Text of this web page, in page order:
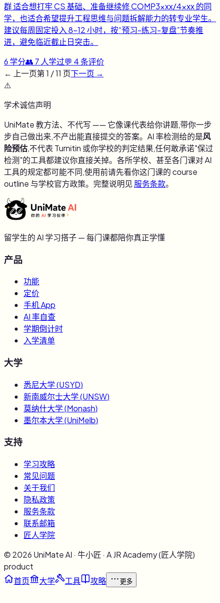
群 适合想打牢 CS 基础、准备继续修 COMP3xxx/4xxx 的同
学，也适合希望提升工程思维与问题拆解能力的转专业学生。
建议每周固定投入 8-12 小时，按“预习-练习-复盘”节奏推
进，避免临近截止日突击。
6 学分👥 7 人学过💬 4条评价
← 上一页第1 /11 页下一页 →
⚠️
学术诚信声明
UniMate 教方法、不代写 —— 它像课代表给你讲题,带你一步
步自己做出来,不产出能直接提交的答案。AI 率检测给的是风
险预估,不代表 Turnitin 或你学校的判定结果,任何敢承诺"保过
检测"的工具都建议你直接关掉。各所学校、甚至各门课对 AI
工具的规定都可能不同,使用前请先看你这门课的 course
outline 与学校官方政策。完整说明见 服务条款。
留学生的 AI 学习搭子 — 每门课都陪你真正学懂
产品
功能
定价
手机 App
AI 率自查
学期倒计时
入学清单
大学
悉尼大学(USYD)
新南威尔士大学(UNSW)
莫纳什大学(Monash)
墨尔本大学(UniMelb)
支持
学习攻略
常见问题
关于我们
隐私政策
服务条款
联系邮箱
匠人学院
© 2026 UniMate AI · 牛小匠 · A JR Academy (匠人学院)
product
首页
大学 工具 攻略 更多